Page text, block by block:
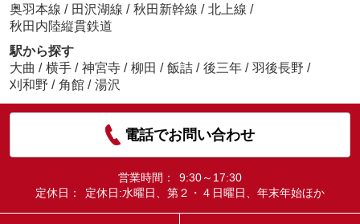
奥羽本線 / 田沢湖線 / 秋田新幹線 / 北上線 /
秋田内陸縦貫鉄道
駅から探す
大曲 / 横手 / 神宮寺 / 柳田 / 飯詰 / 後三年 / 羽後長野 /
刈和野 / 角館 / 湯沢
電話でお問い合わせ
営業時間：
9:30～17:30
定休日：
定休日:水曜日、第２・４日曜日、年末年始ほか